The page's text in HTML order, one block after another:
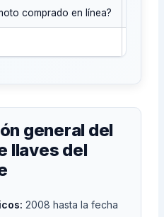
comprado en línea?
general del
llaves del
2008 hasta la fecha